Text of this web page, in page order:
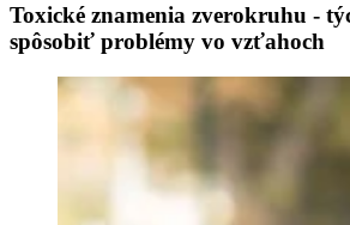
Toxické znamenia zverokruhu -
spôsobiť problémy vo vzťahoch